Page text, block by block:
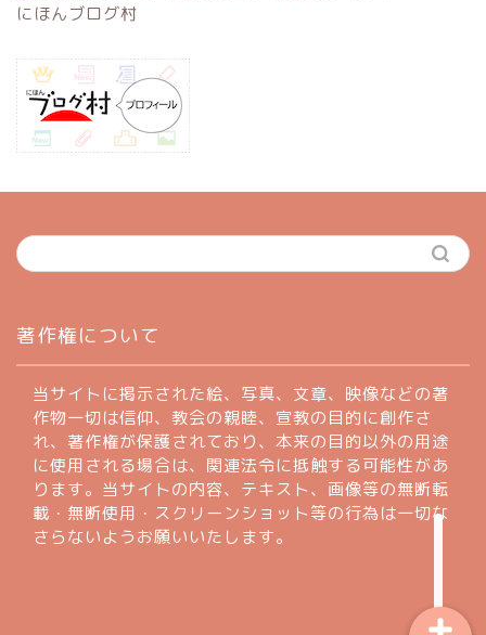
にほんブログ村
著作権について
当サイトに掲示された絵、写真、文章、映像などの著
作物一切は信仰、教会の親睦、宣教の目的に創作さ
れ、著作権が保護されており、本来の目的以外の用途
に使用される場合は、関連法令に抵触する可能性があ
ります。当サイトの内容、テキスト、画像等の無断転
載・無断使用・スクリーンショット等の行為は一切な
さらないようお願いいたします。
profile
著作権について
お問い合わせフォーム